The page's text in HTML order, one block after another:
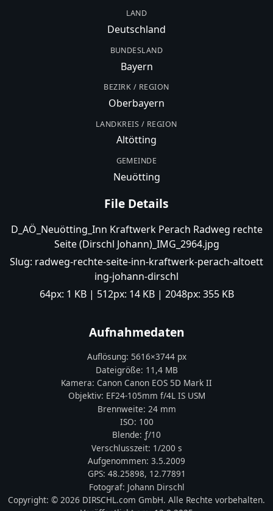
LAND
Deutschland
BUNDESLAND
Bayern
BEZIRK / REGION
Oberbayern
LANDKREIS / REGION
Altötting
GEMEINDE
Neuötting
File Details
D_AÖ_Neuötting_Inn Kraftwerk Perach Radweg rechte
Seite (Dirschl Johann)_IMG_2964.jpg
Slug: radweg-rechte-seite-inn-kraftwerk-perach-altoett
ing-johann-dirschl
64px: 1 KB| 512px: 14 KB| 2048px: 355 KB
Aufnahmedaten
Auflösung: 5616×3744px
Dateigröße: 11,4 MB
Kamera: Canon Canon EOS 5D Mark II
Objektiv: EF24-105mm f/4L IS USM
Brennweite: 24mm
ISO: 100
Blende: ƒ/10
Verschlusszeit: 1/200 s
Aufgenommen: 3.5.2009
GPS: 48.25898, 12.77891
Fotograf: Johann Dirschl
Copyright: © 2026 DIRSCHL.com GmbH. Alle Rechte vorbehalten.